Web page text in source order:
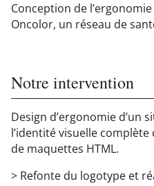
Conception de
Oncolor, un réseau de
Notre intervention
Design d’ergonomie d’un
l’identité visuelle complète
de maquettes HTML.
> Refonte du logotype et